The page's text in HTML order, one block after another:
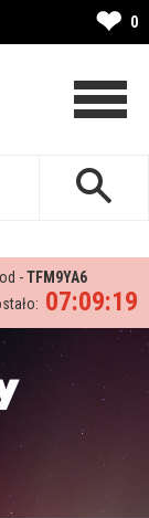
❤ 0
-TFM9YA6
07:09:18